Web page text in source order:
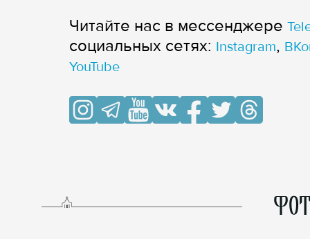
Читайте нас в мессенджере
cоциальных сетях: Instagram,
YouTube